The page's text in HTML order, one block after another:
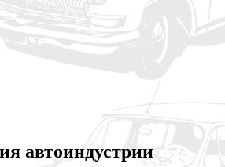
автоиндустрии